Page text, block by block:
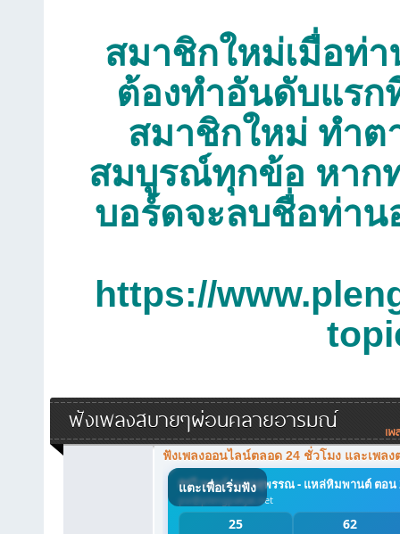
สมาชิกใหม่เมื่อท่
ต้องทำอันดับแรก
สมาชิกใหม่ ทำ
สมบูรณ์ทุกข้อ หาก
บอร์ดจะลบชื่อท่า
https://
ฟังเพลงสบายๆผ่อนคลายอารมณ์
ฟังเพลงออนไลน์ตลอด 24 ชั่วโมง และเพล